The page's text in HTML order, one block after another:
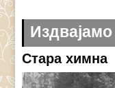
Издвајамо
Стара химна